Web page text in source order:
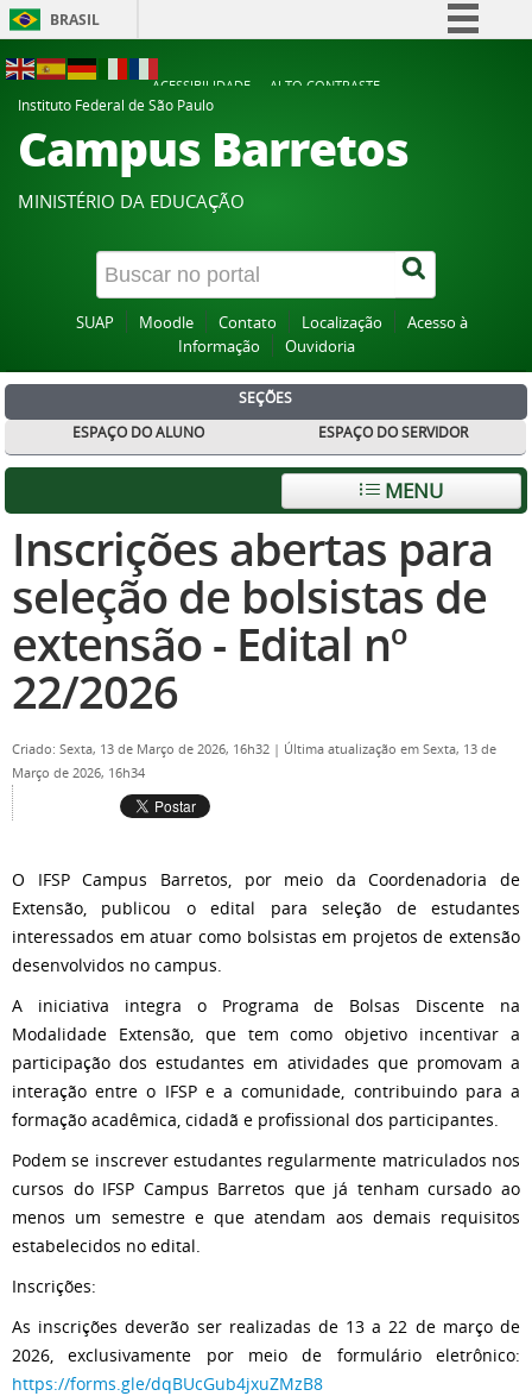
BRASIL
Participe
Acesso à informação
Canais
ACESSIBILIDADE
ALTO CONTRASTE
Instituto Federal de São Paulo
Campus Barretos
MINISTÉRIO DA EDUCAÇÃO
SUAP Moodle Contato Localização
Acesso à
Informação
Ouvidoria
SEÇÕES
ESPAÇO DO ALUNO
ESPAÇO DO SERVIDOR
MENU
Inscrições abertas para
seleção de bolsistas de
extensão - Edital nº
22/2026
Criado: Sexta, 13 de Março de 2026, 16h32 | Última atualização em Sexta, 13 de
Março de 2026, 16h34
O IFSP Campus Barretos, por meio da Coordenadoria de
Extensão, publicou o edital para seleção de estudantes
interessados em atuar como bolsistas em projetos de extensão
desenvolvidos no campus.
A iniciativa integra o Programa de Bolsas Discente na
Modalidade Extensão, que tem como objetivo incentivar a
participação dos estudantes em atividades que promovam a
interação entre o IFSP e a comunidade, contribuindo para a
formação acadêmica, cidadã e profissional dos participantes.
Podem se inscrever estudantes regularmente matriculados nos
cursos do IFSP Campus Barretos que já tenham cursado ao
menos um semestre e que atendam aos demais requisitos
estabelecidos no edital.
Inscrições:
As inscrições deverão ser realizadas de 13 a 22 de março de
2026, exclusivamente por meio de formulário eletrônico:
https://forms.gle/dqBUcGub4jxuZMzB8